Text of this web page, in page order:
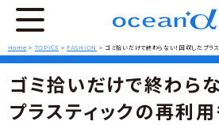
Home > TOPICS >FASHION >ゴミ拾いだけで終わらない！回収したプラ
ゴミ拾いだけで終わら
プラスティックの再利用